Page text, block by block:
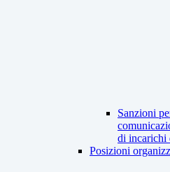
Sanzioni
di incarichi
Posizioni